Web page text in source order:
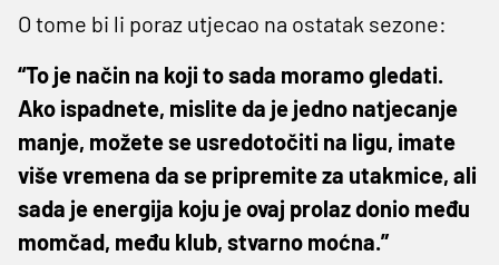
O tome bi li poraz utjecao na ostatak sezone:
“To je način na koji to sada moramo gledati.
Ako ispadnete, mislite da je jedno natjecanje
manje, možete se usredotočiti na ligu, imate
više vremena da se pripremite za utakmice, ali
sada je energija koju je ovaj prolaz donio među
momčad, među klub, stvarno moćna.”